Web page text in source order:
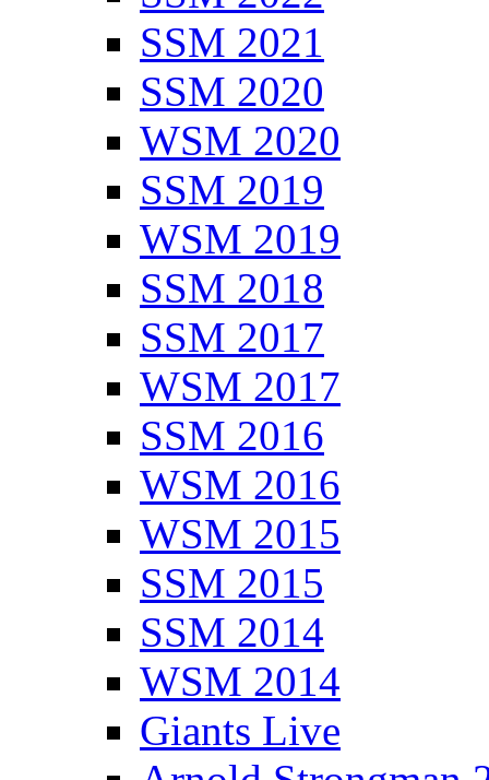
SSM 2021
SSM 2020
WSM 2020
SSM 2019
WSM 2019
SSM 2018
SSM 2017
WSM 2017
SSM 2016
WSM 2016
WSM 2015
SSM 2015
SSM 2014
WSM 2014
Giants Live